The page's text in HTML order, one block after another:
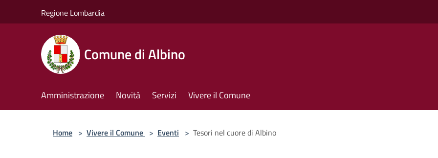
Regione Lombardia
Comune di Albino
Amministrazione Novità Servizi Vivere il Comune
Home > Vivere il Comune > Eventi > Tesori nel cuore di Albino